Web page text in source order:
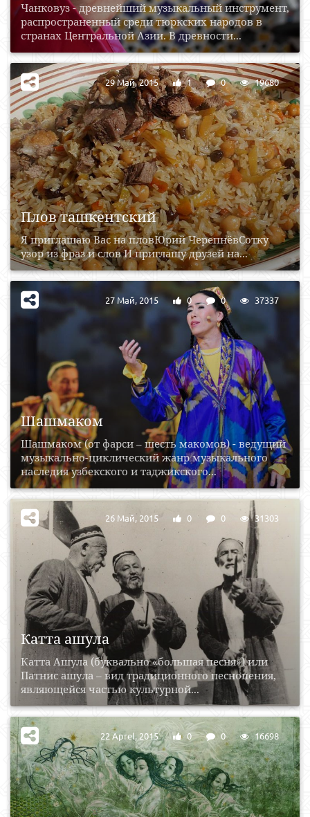
Чанковуз - древнейший музыкальный инструмент,
распространенный среди тюркских народов в
странах Центральной Азии. В древности...
Плов ташкентский
Я приглашаю Вас на пловЮрий ЧерепнёвСотку
узор из фраз и слов И приглашу друзей на...
29 Май, 2015 1 0 19680
Шашмаком
Шашмаком (от фарси – шесть макомов) - ведущий
музыкально-циклический жанр музыкального
наследия узбекского и таджикского...
27 Май, 2015 0 0 37337
Катта ашула
Катта Ашула (буквально «большая песня») или
Патнис ашула – вид традиционного песнопения,
являющейся частью культурной...
26 Май, 2015 0 0 31303
22 Aprel, 2015 0 0 16698